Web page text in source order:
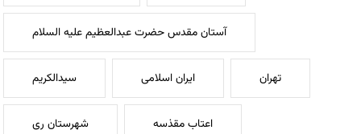
آستان مقدس حضرت عبدالعظیم علیه السلام
سیدالکریم ایران اسلامی تهران
شهرستان ری اعتاب مقذسه